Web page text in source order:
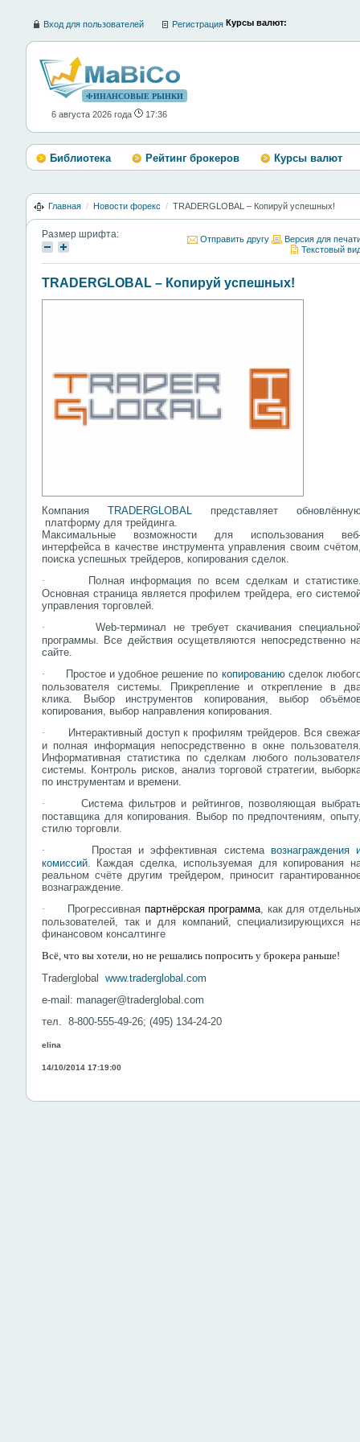
Вход для пользователей Регистрация Курсы валют:
ФИНАНСОВЫЕ РЫНКИ
6 августа 2026 года 17:36
Библиотека Рейтинг брокеров Курсы валют
Главная / Новости форекс / TRADERGLOBAL – Копируй успешных!
Размер шрифта: Отправить другу
Версия для
Текстовый
TRADERGLOBAL – Копируй успешных!
Компания TRADERGLOBAL
представляет
платформу для трейдинга.
Максимальные возможности для использования
интерфейса в качестве инструмента управления своим
поиска успешных трейдеров, копирования сделок.
·
Полная информация по всем сделкам и
Основная страница является профилем трейдера, его
управления торговлей.
·
Web-терминал не требует скачивания
программы. Все действия осущетвляются непосредственно
сайте.
·
Простое и удобное решение по копированию сделок
пользователя системы. Прикрепление и открепление в
клика. Выбор инструментов копирования, выбор
копирования, выбор направления копирования.
·
Интерактивный доступ к профилям трейдеров. Вся
и полная информация непосредственно в окне
Информативная статистика по сделкам любого
системы. Контроль рисков, анализ торговой стратегии,
по инструментам и времени.
·
Система фильтров и рейтингов, позволяющая
поставщика для копирования. Выбор по предпочтениям,
стилю торговли.
·
Простая и эффективная система вознаграждения
комиссий . Каждая сделка, используемая для копирования
реальном счёте другим трейдером, приносит
вознаграждение.
·
Прогрессивная партнёрская программа , как для
пользователей, так и для компаний, специализирующихся
финансовом консалтинге
Всё, что вы хотели, но не решались попросить у брокера раньше!
Traderglobal www.traderglobal.com
e-mail: manager@traderglobal.com
тел
8-800-555-49-26; (495) 134-24-20
elina
14/10/2014 17:19:00